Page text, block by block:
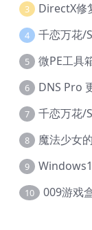
3 DirectX修
4 千恋万花/
5 微PE工具
6 DNS Pro
7 千恋万花/
8 魔法少女
9
10 009游戏